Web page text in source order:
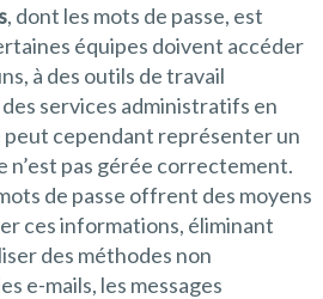
, dont les mots de passe, est
équipes doivent accéder
à des outils de travail
services administratifs en
cependant représenter un
n’est pas gérée correctement.
de passe offrent des moyens
ces informations, éliminant
des méthodes non
e-mails, les messages